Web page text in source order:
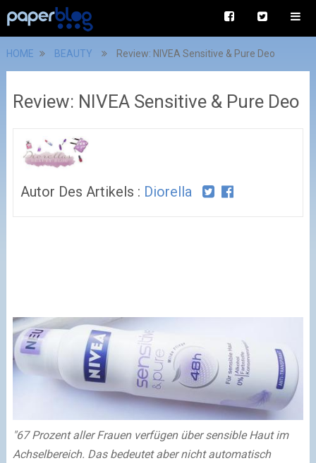
HOME BEAUTY Review: NIVEA Sensitive & Pure Deo
Review: NIVEA Sensitive & Pure Deo
Autor Des Artikels : Diorella
"67 Prozent aller Frauen verfügen über sensible Haut im
Achselbereich. Das bedeutet aber nicht automatisch